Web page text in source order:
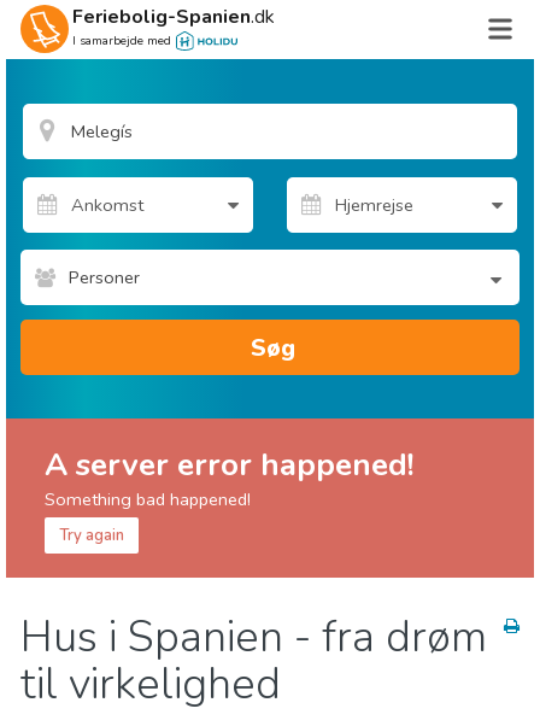
Feriebolig-Spanien.dk
I samarbejde med
Personer
Søg
A server error happened!
Something bad happened!
Try again
Lokale events
Hus i Spanien - fra drøm
til virkelighed